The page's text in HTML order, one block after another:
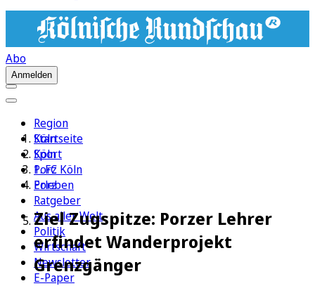
Abo
Anmelden
Region
Köln
Sport
1. FC Köln
Erleben
Ratgeber
Aus aller Welt
Politik
Wirtschaft
Newsletter
E-Paper
Startseite
Köln
Porz
Porz
Ziel Zugspitze: Porzer Lehrer
erfindet Wanderprojekt
Grenzgänger